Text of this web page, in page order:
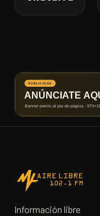
Información libre